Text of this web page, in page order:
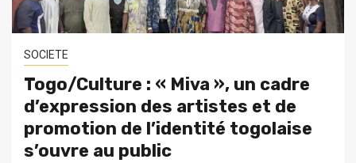
SOCIETE
Togo/Culture : « Miva », un cadre
d’expression des artistes et de
promotion de l’identité togolaise
s’ouvre au public